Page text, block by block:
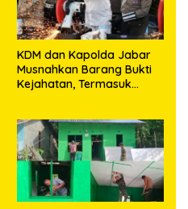
KDM dan Kapolda Jabar
Musnahkan Barang Bukti
Kejahatan, Termasuk